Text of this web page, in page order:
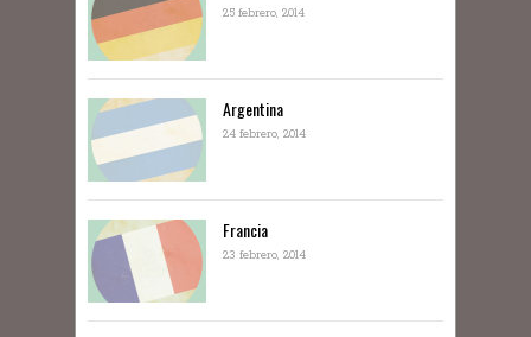
25 febrero, 2014
Argentina
24 febrero, 2014
Francia
23 febrero, 2014